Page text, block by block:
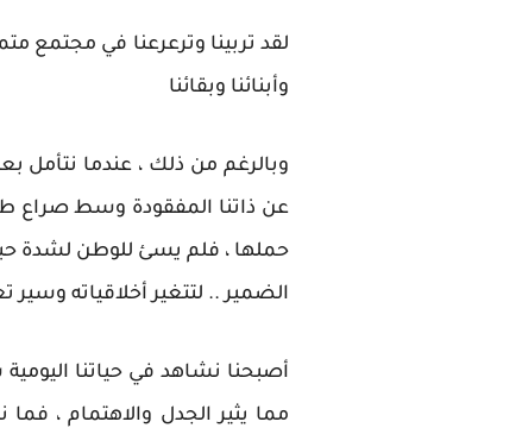
لقد تربينا وترعرعنا في مجتمع
وأبنائنا وبقائنا
وبالرغم من ذلك ، عندما نتأمل
عن ذاتنا المفقودة وسط صراع
حملها ، فلم يسئ للوطن لشدة
الضمير .. لتتغير أخلاقياته
أصبحنا نشاهد في حياتنا
مما يثير الجدل والاهتمام ،